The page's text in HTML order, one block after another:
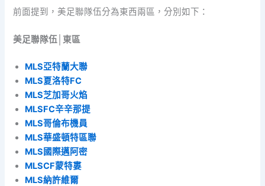
前面提到，美足聯隊伍分為東西兩區，分別如下：
美足聯隊伍│東區
MLS亞特蘭大聯
MLS夏洛特FC
MLS芝加哥火焰
MLSFC辛辛那提
MLS哥倫布機員
MLS華盛頓特區聯
MLS國際邁阿密
MLSCF蒙特婁
MLS納許維爾